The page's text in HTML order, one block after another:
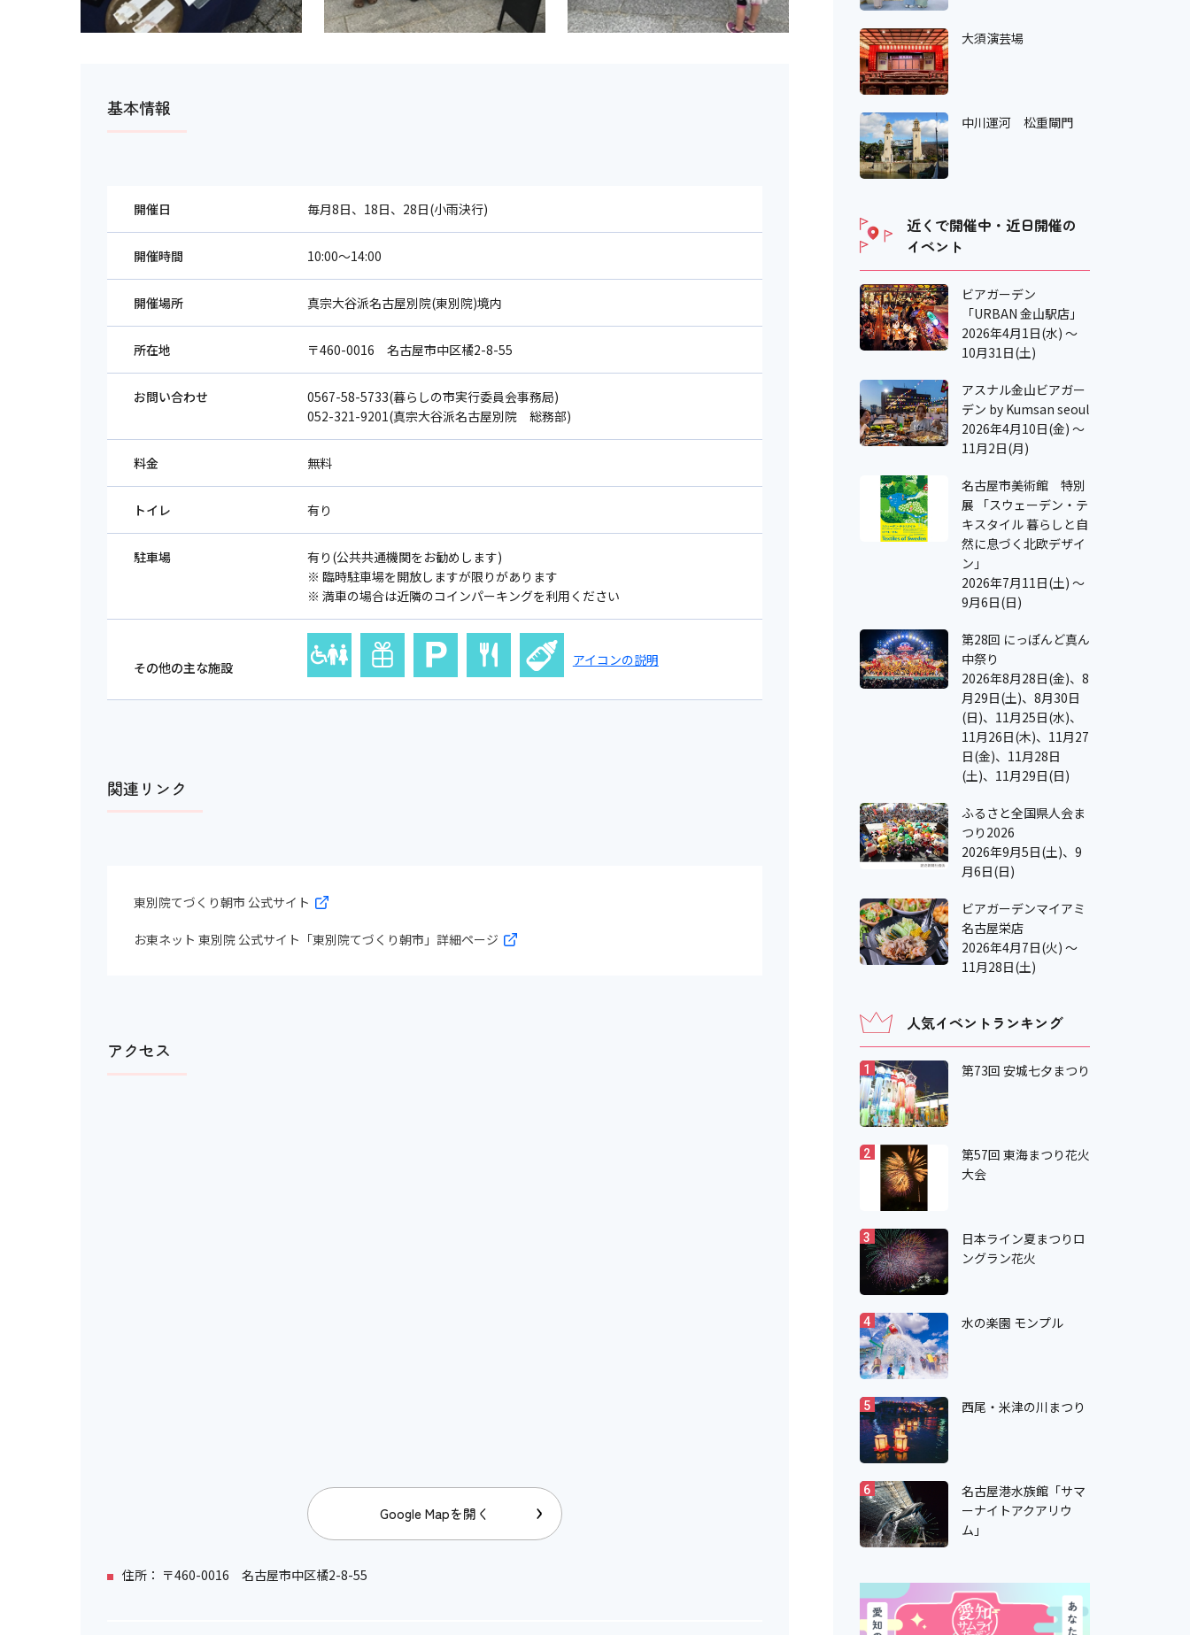
基本情報
開催日 毎月8日、18日、28日(小雨決行)
開催時間 10:00～14:00
開催場所 真宗大谷派名古屋別院(東別院)境内
所在地 〒460-0016 名古屋市中区橘2-8-55
お問い合わせ
0567-58-5733(暮らしの市実行委員会事務局)
052-321-9201(真宗大谷派名古屋別院 総務部)
料金 無料
トイレ 有り
駐車場
有り(公共共通機関をお勧めします)
※ 臨時駐車場を開放しますが限りがあります
※ 満車の場合は近隣のコインパーキングを利用ください
その他の主な施設 アイコンの説明
関連リンク
東別院てづくり朝市 公式サイト
お東ネット 東別院 公式サイト「東別院てづくり朝市」詳細ページ
アクセス
Google Mapを開く
住所： 〒460-0016 名古屋市中区橘2-8-55
大須演芸場
中川運河 松重閘門
近くで開催中・近日開催の
イベント
ビアガーデン
「URBAN 金山駅店」
2026年4月1日(水) ～
10月31日(土)
アスナル金山ビアガー
デン by Kumsan seoul
2026年4月10日(金) ～
11月2日(月)
名古屋市美術館 特別
展 「スウェーデン・テ
キスタイル 暮らしと自
然に息づく北欧デザイ
ン」
2026年7月11日(土) ～
9月6日(日)
第28回 にっぽんど真ん
中祭り
2026年8月28日(金)、8
月29日(土)、8月30日
(日)、11月25日(水)、
11月26日(木)、11月27
日(金)、11月28日
(土)、11月29日(日)
ふるさと全国県人会ま
つり2026
2026年9月5日(土)、9
月6日(日)
ビアガーデンマイアミ
名古屋栄店
2026年4月7日(火) ～
11月28日(土)
人気イベントランキング
1 第73回 安城七夕まつり
2
第57回 東海まつり花火
大会
3
日本ライン夏まつりロ
ングラン花火
4 水の楽園 モンプル
5 西尾・米津の川まつり
6
名古屋港水族館「サマ
ーナイトアクアリウ
ム」